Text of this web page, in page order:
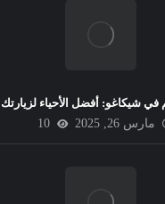
في شيكاغو: أفضل الأحياء لزيارتك
مارس 26, 2025
10